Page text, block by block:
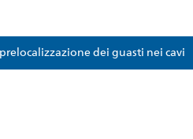
dei guasti nei cavi